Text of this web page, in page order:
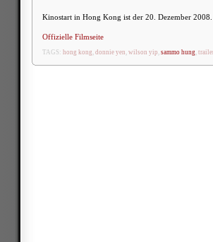
Kinostart in Hong Kong ist der 20. Dezember 2008.
Offizielle Filmseite
TAGS: hong kong , donnie yen , wilson yip , sammo hung,